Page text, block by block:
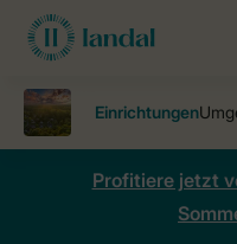
Profitiere jetzt